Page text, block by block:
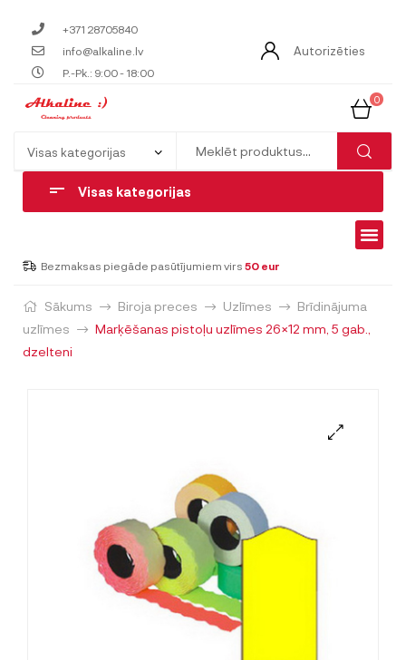
+371 28705840
info@alkaline.lv
P.-Pk.: 9:00 - 18:00
Autorizēties
0
Visas kategorijas
Bezmaksas piegāde pasūtījumiem virs 50 eur
Sākums Biroja preces Uzlīmes
Brīdinājuma
uzlīmes
Marķēšanas pistoļu uzlīmes 26×12 mm, 5 gab.,
dzelteni